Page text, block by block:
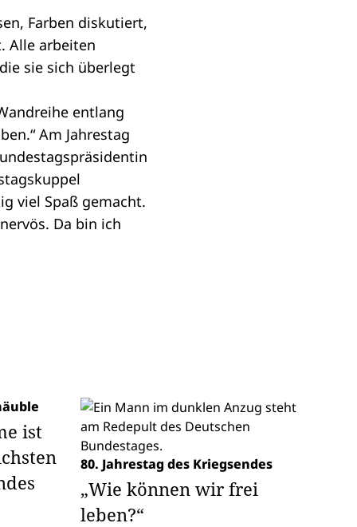
Farben diskutiert,
Alle arbeiten
sie sich überlegt
entlang
Am Jahrestag
viel Spaß gemacht.
Da bin ich
ist
80. Jahrestag des Kriegsendes
„Wie können wir frei
leben?“